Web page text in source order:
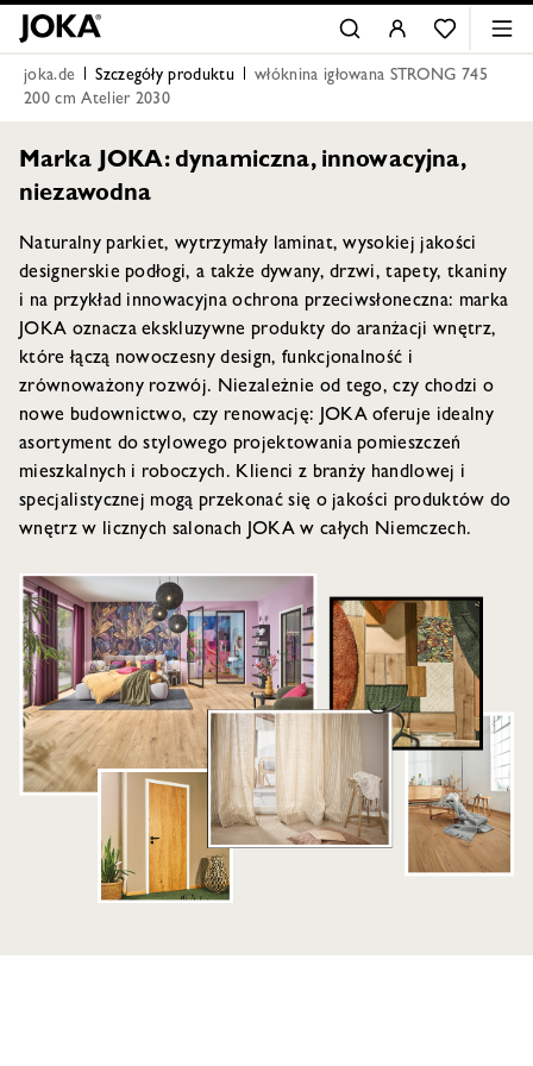
joka.de Szczegóły produktu
włóknina igłowana STRONG 745
200 cm Atelier 2030
Marka JOKA: dynamiczna, innowacyjna,
niezawodna
Naturalny parkiet, wytrzymały laminat, wysokiej jakości
designerskie podłogi, a także dywany, drzwi, tapety, tkaniny
i na przykład innowacyjna ochrona przeciwsłoneczna: marka
JOKA oznacza ekskluzywne produkty do aranżacji wnętrz,
które łączą nowoczesny design, funkcjonalność i
zrównoważony rozwój. Niezależnie od tego, czy chodzi o
nowe budownictwo, czy renowację: JOKA oferuje idealny
asortyment do stylowego projektowania pomieszczeń
mieszkalnych i roboczych. Klienci z branży handlowej i
specjalistycznej mogą przekonać się o jakości produktów do
wnętrz w licznych salonach JOKA w całych Niemczech.